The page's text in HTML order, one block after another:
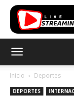
Inicio Deportes
DEPORTES